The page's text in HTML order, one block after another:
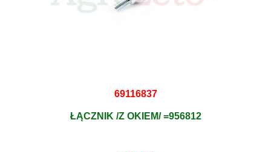
69116837
ŁĄCZNIK /Z OKIEM/ =956812